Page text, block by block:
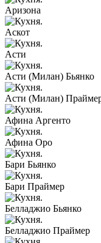
Аризона
Аскот
Асти
Асти (Милан) Бьянко
Асти (Милан)
Афина Аргенто
Афина Оро
Бари Бьянко
Бари Праймер
Белладжио Бьянко
Белладжио Праймер